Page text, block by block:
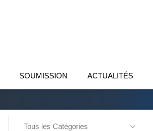
SOUMISSION ACTUALITÉS
Tous les Catégories